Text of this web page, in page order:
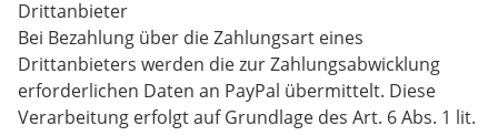
Drittanbieter
Bei Bezahlung über die Zahlungsart eines
Drittanbieters werden die zur Zahlungsabwicklung
erforderlichen Daten an PayPal übermittelt. Diese
Verarbeitung erfolgt auf Grundlage des Art. 6 Abs. 1 lit.